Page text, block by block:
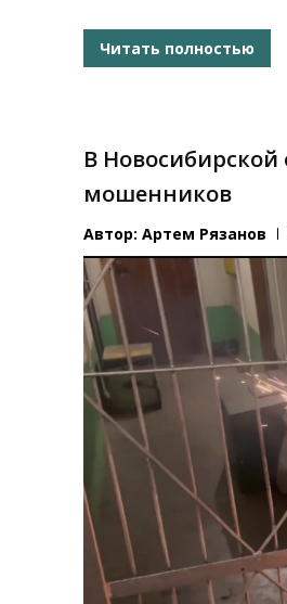
Читать полностью
В
мошенников
Автор:Артем Рязанов